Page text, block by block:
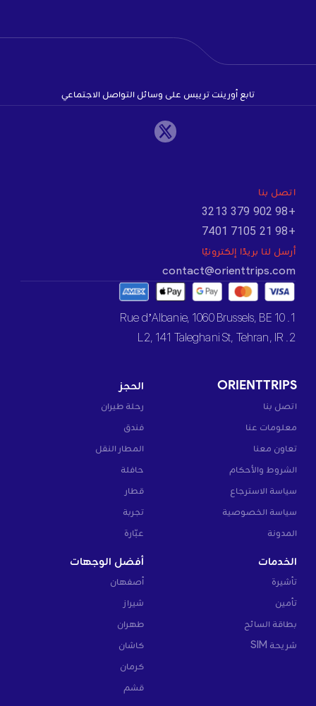
تابع أورينت تريبس على وسائل التواصل الاجتماعي
اتصل بنا
+98 902 379 3213
+98 21 7105 7401
أرسل لنا بريدًا إلكترونيًا
contact@orienttrips.com
1. 10 Rue d’Albanie, 1060 Brussels, BE
2. L2, 141 Taleghani St, Tehran, IR
ORIENTTRIPS
اتصل بنا
معلومات عنا
تعاون معنا
الشروط والأحكام
سياسة الاسترجاع
سياسة الخصوصية
المدونة
الحجز
رحلة طيران
فندق
المطار النقل
حافلة
قطار
تجربة
عبّارة
الخدمات
تأشيرة
تأمين
بطاقة السائح
شريحة SIM
أفضل الوجهات
أصفهان
شيراز
طهران
كاشان
كرمان
قشم